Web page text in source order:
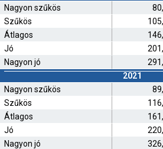
Nagyon szűkös
Szűkös
Átlagos
Jó
Nagyon jó
2021
Nagyon szűkös
Szűkös
Átlagos
Jó
Nagyon jó